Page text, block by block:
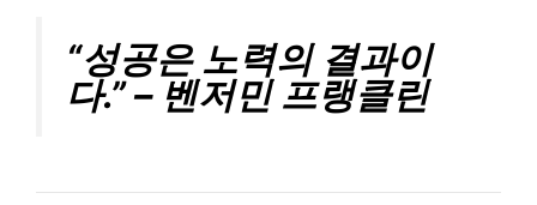
“성공은 노력의 결과이
다.” – 벤저민 프랭클린